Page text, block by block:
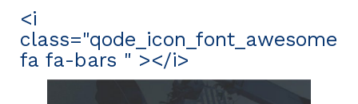
<i
class="qode_icon_font_awesome
fa fa-bars " ></i>